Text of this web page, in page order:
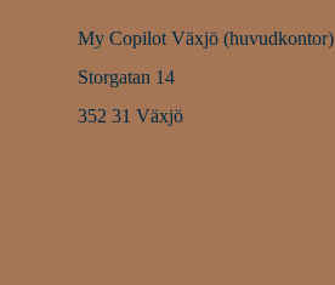
My Copilot Växjö (huvudkontor)
Storgatan 14
352 31 Växjö